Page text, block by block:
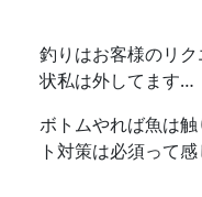
釣りはお客様のリ
状私は外してます…
ボトムやれば魚は
ト対策は必須って